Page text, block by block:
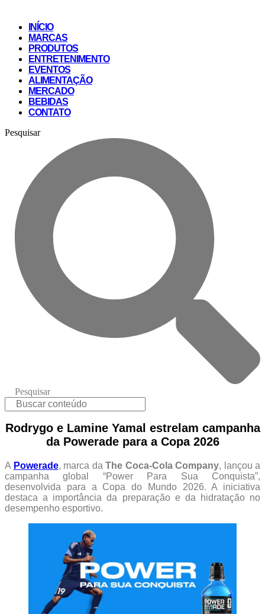
INÍCIO
MARCAS
PRODUTOS
ENTRETENIMENTO
EVENTOS
ALIMENTAÇÃO
MERCADO
BEBIDAS
CONTATO
Pesquisar
Pesquisar
Rodrygo e Lamine Yamal estrelam campanha
da Powerade para a Copa 2026
A Powerade, marca da The Coca-Cola Company, lançou a
campanha global “Power Para Sua Conquista”,
desenvolvida para a Copa do Mundo 2026. A iniciativa
destaca a importância da preparação e da hidratação no
desempenho esportivo.